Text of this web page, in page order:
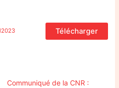
Télécharger
Communiqué de la CNR :